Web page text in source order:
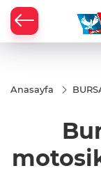
Anasayfa